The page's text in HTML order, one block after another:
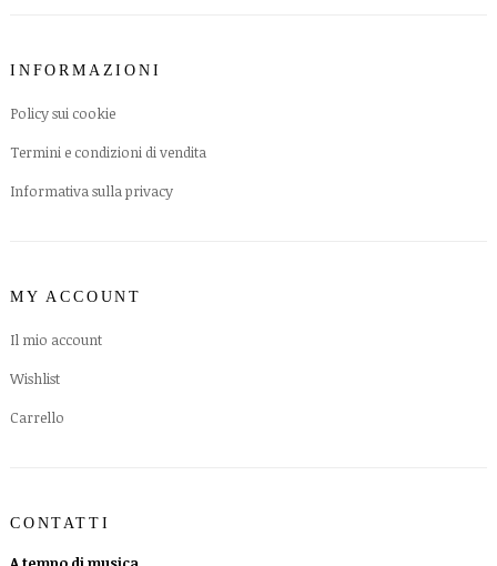
INFORMAZIONI
Policy sui cookie
Termini e condizioni di vendita
Informativa sulla privacy
MY ACCOUNT
Il mio account
Wishlist
Carrello
CONTATTI